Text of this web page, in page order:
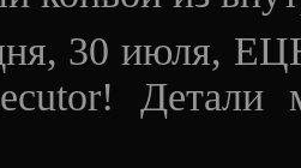
30 июля,
Детали